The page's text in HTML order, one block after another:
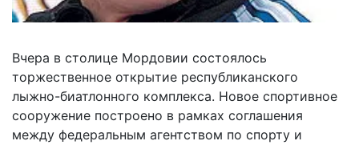
Вчера в столице Мордовии состоялось
торжественное открытие республиканского
лыжно-биатлонного комплекса. Новое спортивное
сооружение построено в рамках соглашения
между федеральным агентством по спорту и